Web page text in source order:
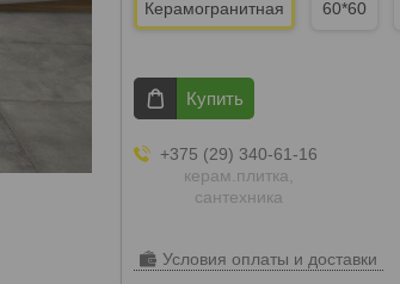
Керамогранитная 60*60
Купить
+375 (29) 340-61-16
керам.плитка,
сантехника
Условия оплаты и доставки